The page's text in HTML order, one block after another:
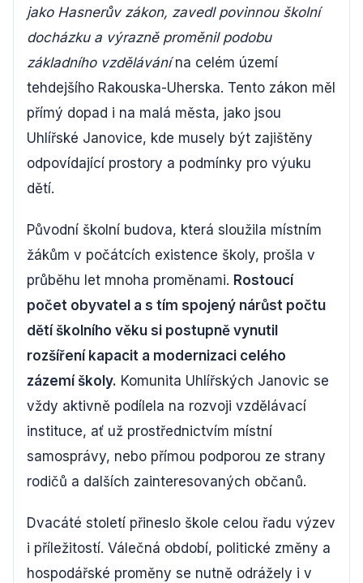
jako Hasnerův zákon, zavedl povinnou školní
docházku a výrazně proměnil podobu
základního vzdělávánína celém území
tehdejšího Rakouska-Uherska. Tento zákon měl
přímý dopad i na malá města, jako jsou
Uhlířské Janovice, kde musely být zajištěny
odpovídající prostory a podmínky pro výuku
dětí.
Původní školní budova, která sloužila místním
žákům v počátcích existence školy, prošla v
průběhu let mnoha proměnami. Rostoucí
počet obyvatel a s tím spojený nárůst počtu
dětí školního věku si postupně vynutil
rozšíření kapacit a modernizaci celého
zázemí školy. Komunita Uhlířských Janovic se
vždy aktivně podílela na rozvoji vzdělávací
instituce, ať už prostřednictvím místní
samosprávy, nebo přímou podporou ze strany
rodičů a dalších zainteresovaných občanů.
Dvacáté století přineslo škole celou řadu výzev
i příležitostí. Válečná období, politické změny a
hospodářské proměny se nutně odrážely i v